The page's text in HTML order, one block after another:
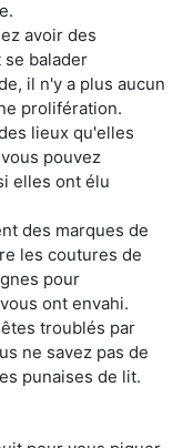
avoir des
balader
il n'y a plus aucun
prolifération.
lieux qu'elles
pouvez
elles ont élu
des marques de
les coutures de
pour
ont envahi.
troublés par
ne savez pas de
punaises de lit.